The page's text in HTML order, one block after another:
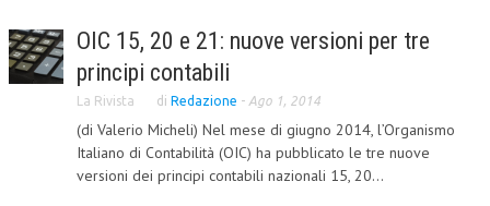
FISCALITÀ INTERNAZIONALE
TAX RISK MANAGEMENT
CRIMINOLOGIA TRIBUTARIA
CFC E PARADISI FISCALI
OIC 15, 20 e 21: nuove versioni per tre
principi contabili
La Rivista di Redazione - Ago 1, 2014
(di Valerio Micheli) Nel mese di giugno 2014, l’Organismo
Italiano di Contabilità (OIC) ha pubblicato le tre nuove
versioni dei principi contabili nazionali 15, 20...